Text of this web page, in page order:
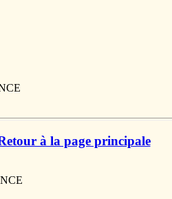
à la page principale